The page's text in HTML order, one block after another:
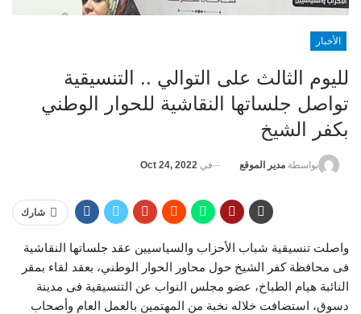
الأخبار
لليوم الثالث على التوالي .. التنسيقية
تواصل جلساتها النقاشية للحوار الوطني
بكفر الشيخ
بواسطة مدير الموقع في Oct 24, 2022
شارك
واصلت تنسيقية شباب الأحزاب والسياسيين عقد جلساتها النقاشية
فى محافظة كفر الشيخ حول محاور الحوار الوطني، بعقد لقاء بمقر
النائبة هيام الطباخ، عضو مجلس النواب عن التنسيقية فى مدينة
دسوق، استضافت خلاله نخبة من المهتمين بالعمل العام وأصحاب